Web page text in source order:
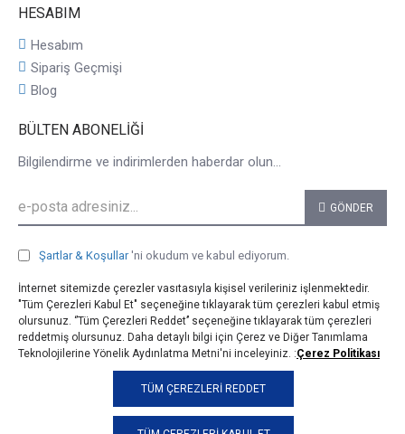
HESABIM
Hesabım
Sipariş Geçmişi
Blog
BÜLTEN ABONELIĞI
Bilgilendirme ve indirimlerden haberdar olun...
GÖNDER
Şartlar & Koşullar 'ni okudum ve kabul ediyorum.
© 2025, taji.com.tr, Tüm Hakları Saklıdır.
İnternet sitemizde çerezler vasıtasıyla kişisel verileriniz işlenmektedir.
"Tüm Çerezleri Kabul Et" seçeneğine tıklayarak tüm çerezleri kabul etmiş
olursunuz. ‘’Tüm Çerezleri Reddet’’ seçeneğine tıklayarak tüm çerezleri
reddetmiş olursunuz. Daha detaylı bilgi için Çerez ve Diğer Tanımlama
Teknolojilerine Yönelik Aydınlatma Metni'ni inceleyiniz. :Çerez Politikası
TÜM ÇEREZLERI REDDET